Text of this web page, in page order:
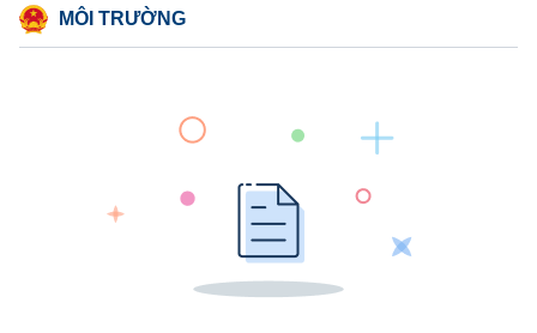
MÔI TRƯỜNG